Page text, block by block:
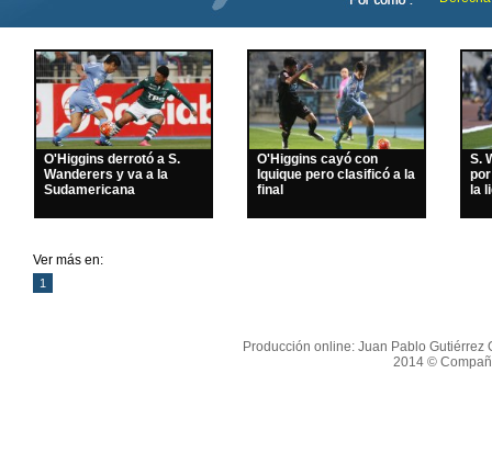
O'Higgins derrotó a S.
Wanderers y va a la
Sudamericana
O'Higgins cayó con
Iquique pero clasificó a la
final
S.
la
Ver más en:
1
Producción online: Juan Pablo Gutiérrez
2014 ©